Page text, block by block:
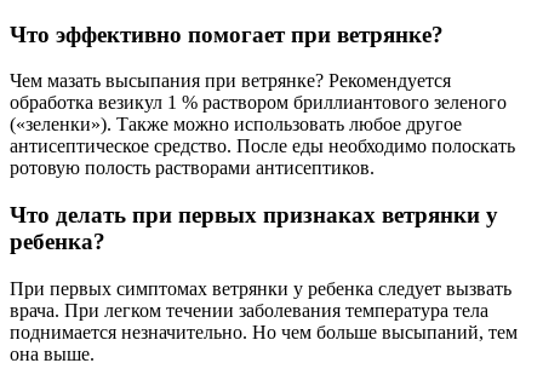
Что эффективно помогает при ветрянке?
Чем мазать высыпания при ветрянке? Рекомендуется
обработка везикул 1 % раствором бриллиантового зеленого
(«зеленки»). Также можно использовать любое другое
антисептическое средство. После еды необходимо полоскать
ротовую полость растворами антисептиков.
Что делать при первых признаках ветрянки у
ребенка?
При первых симптомах ветрянки у ребенка следует вызвать
врача. При легком течении заболевания температура тела
поднимается незначительно. Но чем больше высыпаний, тем
она выше.